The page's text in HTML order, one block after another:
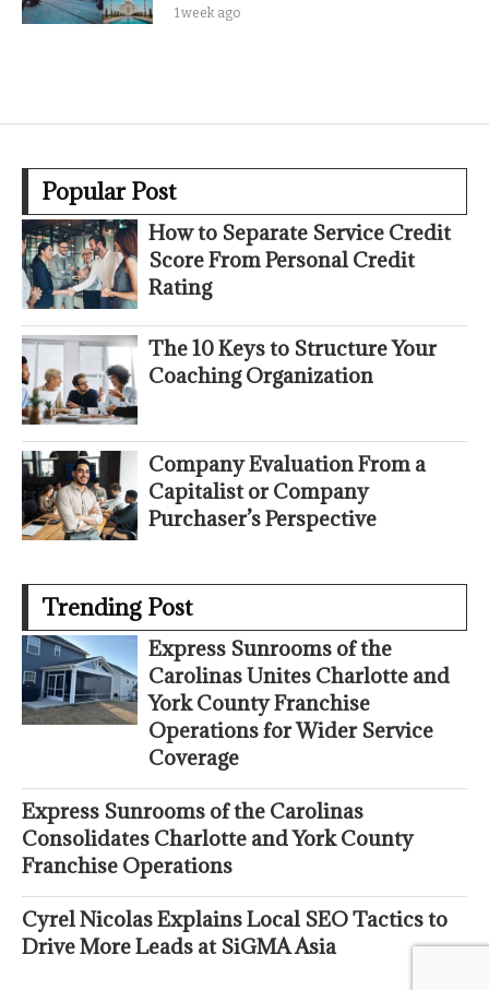
1 week ago
Popular Post
How to Separate Service Credit
Score From Personal Credit
Rating
The 10 Keys to Structure Your
Coaching Organization
Company Evaluation From a
Capitalist or Company
Purchaser’s Perspective
Trending Post
Express Sunrooms of the
Carolinas Unites Charlotte and
York County Franchise
Operations for Wider Service
Coverage
Express Sunrooms of the Carolinas
Consolidates Charlotte and York County
Franchise Operations
Cyrel Nicolas Explains Local SEO Tactics to
Drive More Leads at SiGMA Asia